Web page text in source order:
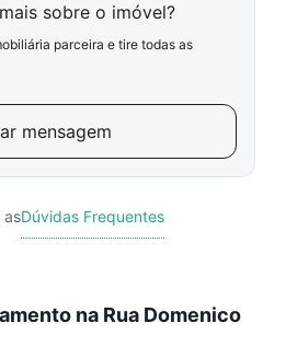
sobre o imóvel?
parceira e tire todas as
mensagem
asDúvidas Frequentes
na Rua Domenico